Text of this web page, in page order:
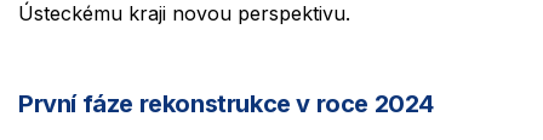
Ústeckému kraji novou perspektivu.
První fáze rekonstrukce v roce 2024